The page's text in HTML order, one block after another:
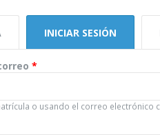
INICIAR SESIÓN
*
o usando el correo electrónico